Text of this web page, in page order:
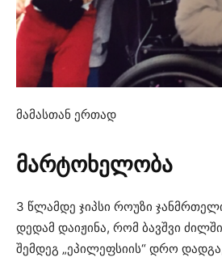
მამასთან ერთად
მარტოხელობა
3 წლამდე ჯიპსი როუზი
დედამ დაიჟინა, რომ ბავშვი
შემდეგ „ეპილეფსიის“ დრო